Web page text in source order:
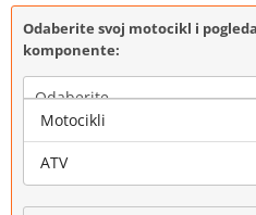
Odaberite svoj motocikl i
komponente:
Odaberite
Marka
Motocikli
ATV